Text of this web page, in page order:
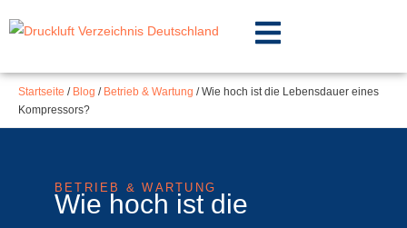
springen
Inhalt
Startseite / Blog / Betrieb & Wartung /Wie hoch ist die Lebensdauer eines
Kompressors?
BETRIEB & WARTUNG
Wie hoch ist die